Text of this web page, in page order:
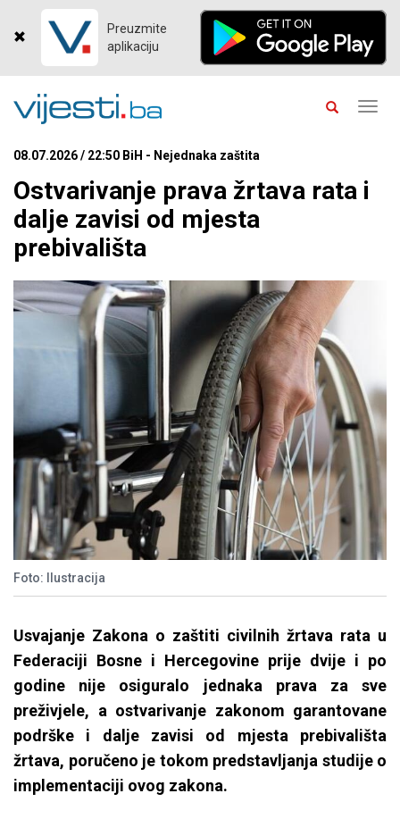
Preuzmite
aplikaciju
08.07.2026 / 22:50 BiH - Nejednaka zaštita
Ostvarivanje prava žrtava rata i
dalje zavisi od mjesta
prebivališta
Foto: Ilustracija
Usvajanje Zakona o zaštiti civilnih žrtava rata u
Federaciji Bosne i Hercegovine prije dvije i po
godine nije osiguralo jednaka prava za sve
preživjele, a ostvarivanje zakonom garantovane
podrške i dalje zavisi od mjesta prebivališta
žrtava, poručeno je tokom predstavljanja studije o
implementaciji ovog zakona.